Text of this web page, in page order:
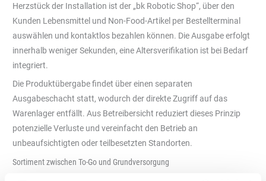
Herzstück der Installation ist der „bk Robotic Shop“, über den
Kunden Lebensmittel und Non-Food-Artikel per Bestellterminal
auswählen und kontaktlos bezahlen können. Die Ausgabe erfolgt
innerhalb weniger Sekunden, eine Altersverifikation ist bei Bedarf
integriert.
Die Produktübergabe findet über einen separaten
Ausgabeschacht statt, wodurch der direkte Zugriff auf das
Warenlager entfällt. Aus Betreibersicht reduziert dieses Prinzip
potenzielle Verluste und vereinfacht den Betrieb an
unbeaufsichtigten oder teilbesetzten Standorten.
Sortiment zwischen To-Go und Grundversorgung